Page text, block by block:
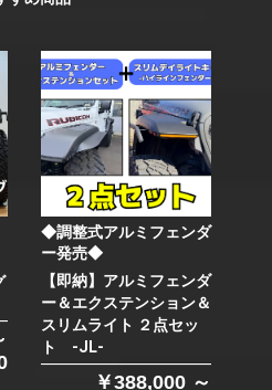
◆調整式アルミフェンダ
ー発売◆
【即納】アルミフェンダ
ー＆エクステンション＆
スリムライト ２点セッ
ト -JL-
￥388,000 ～